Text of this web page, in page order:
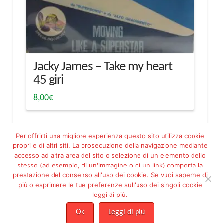
Jacky James – Take my heart
45 giri
8,00€
Facebook
Pinterest
ASSOCIAZIONE PROGETTO ESSERE MARIA FILIPPETTO ODV - ETS -
Risoluzione online delle controversie| Condizioni di Vendita
Per offrirti una migliore esperienza questo sito utilizza cookie
propri e di altri siti. La prosecuzione della navigazione mediante
accesso ad altra area del sito o selezione di un elemento dello
stesso (ad esempio, di un'immagine o di un link) comporta la
prestazione del consenso all'uso dei cookie. Se vuoi saperne di
più o esprimere le tue preferenze sull'uso dei singoli cookie
leggi di più.
Ok Leggi di più